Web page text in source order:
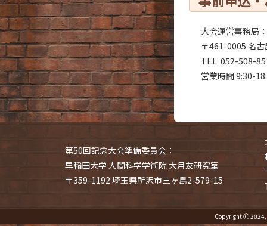
大会運営事務局
〒461-0005 名
TEL: 052-508-
営業時間 9:30-
第50回記念大会準備委員会：
早稲田大学 人間科学学術院 大月友研究室
〒359-1192 埼玉県所沢市三ヶ島2-579-15
Copyright Ⓒ 2024,